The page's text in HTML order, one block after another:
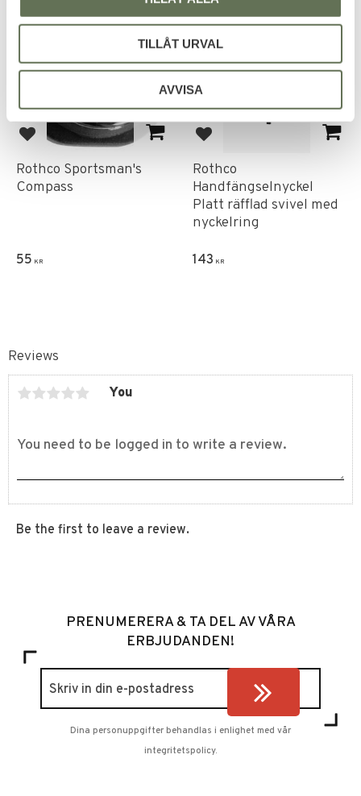
TILLÅT URVAL
AVVISA
Reviews
You
Be the first to leave a review.
Add to favorites
Rothco Sportsman's
Compass
55 KR
Add to favorites
Rothco
Handfängselnyckel
Platt räfflad svivel med
nyckelring
143 KR
FAVORITE
PRENUMERERA & TA DEL AV VÅRA
ERBJUDANDEN!
Dina personuppgifter behandlas i enlighet med vår
integritetspolicy.